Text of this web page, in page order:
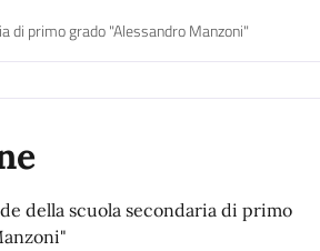
di primo grado "Alessandro Manzoni"
della scuola secondaria di primo